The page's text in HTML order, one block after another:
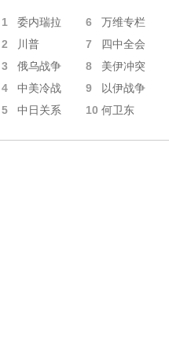
1 委内瑞拉 6 万维专栏
2 川普 7 四中全会
3 俄乌战争 8 美伊冲突
4 中美冷战 9 以伊战争
5 中日关系 10 何卫东